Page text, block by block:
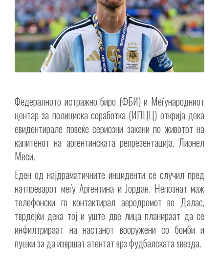
Федералното истражно биро (ФБИ) и Меѓународниот
центар за полициска соработка (ИПЦЦ) открија дека
евидентирале повеќе сериозни закани по животот на
капитенот на аргентинската репрезентација, Лионел
Меси.
Еден од најдраматичните инциденти се случил пред
натпреварот меѓу Аргентина и Јордан. Непознат маж
телефонски го контактирал аеродромот во Далас,
тврдејќи дека тој и уште две лица планираат да се
инфилтрираат на настанот вооружени со бомби и
пушки за да извршат атентат врз фудбалската ѕвезда.